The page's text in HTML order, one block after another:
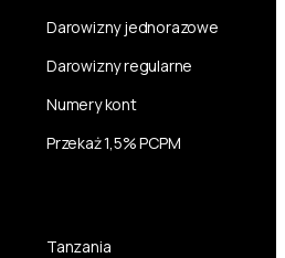
Darowizny jednorazowe
Darowizny regularne
Numery kont
Przekaż 1,5% PCPM
Tanzania